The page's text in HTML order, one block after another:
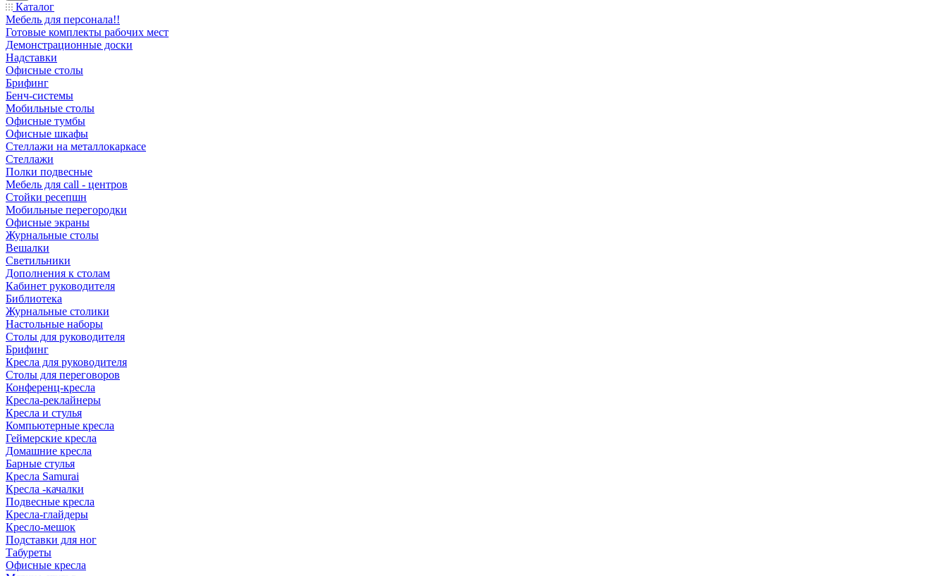
Каталог
Мебель для персонала!!
Готовые комплекты рабочих мест
Демонстрационные доски
Надставки
Офисные столы
Брифинг
Бенч-системы
Мобильные столы
Офисные тумбы
Офисные шкафы
Стеллажи на металлокаркасе
Стеллажи
Полки подвесные
Мебель для call - центров
Стойки ресепшн
Мобильные перегородки
Офисные экраны
Журнальные столы
Вешалки
Светильники
Дополнения к столам
Кабинет руководителя
Библиотека
Журнальные столики
Настольные наборы
Столы для руководителя
Брифинг
Кресла для руководителя
Столы для переговоров
Конференц-кресла
Кресла-реклайнеры
Кресла и стулья
Компьютерные кресла
Геймерские кресла
Домашние кресла
Барные стулья
Кресла Samurai
Кресла -качалки
Подвесные кресла
Кресла-глайдеры
Кресло-мешок
Подставки для ног
Табуреты
Офисные кресла